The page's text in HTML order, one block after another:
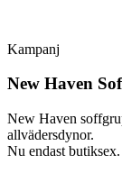
Kampanj
New Haven
New Haven
allvädersdynor.
Nu endast